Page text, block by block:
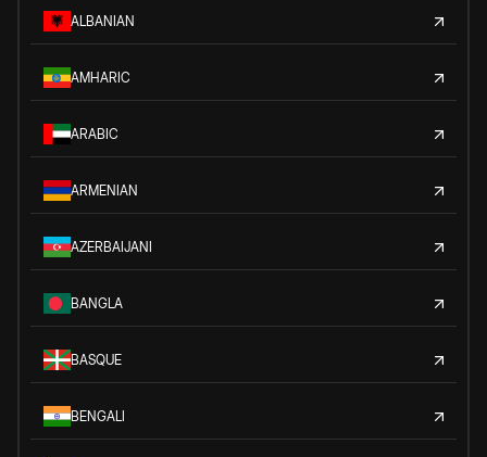
ALBANIAN
AMHARIC
ARABIC
ARMENIAN
AZERBAIJANI
BANGLA
BASQUE
BENGALI